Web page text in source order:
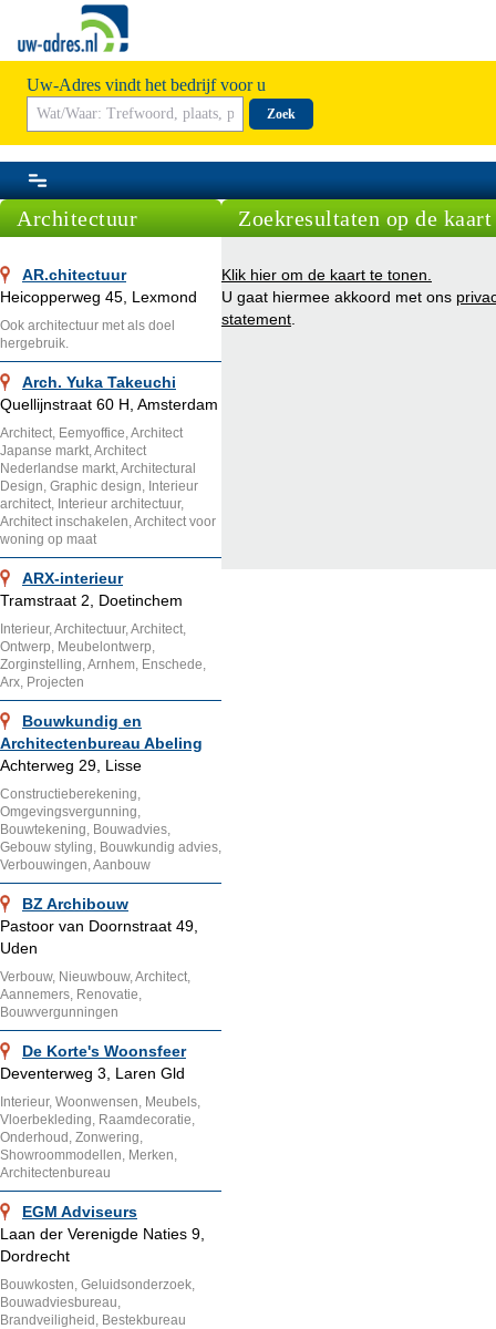
Uw-Adres vindt het bedrijf voor u
Zoek
Architectuur
AR.chitectuur
Heicopperweg 45, Lexmond
Ook architectuur met als doel
hergebruik.
Arch. Yuka Takeuchi
Quellijnstraat 60 H, Amsterdam
Architect, Eemyoffice, Architect
Japanse markt, Architect
Nederlandse markt, Architectural
Design, Graphic design, Interieur
architect, Interieur architectuur,
Architect inschakelen, Architect voor
woning op maat
ARX-interieur
Tramstraat 2, Doetinchem
Interieur, Architectuur, Architect,
Ontwerp, Meubelontwerp,
Zorginstelling, Arnhem, Enschede,
Arx, Projecten
Bouwkundig en
Architectenbureau Abeling
Achterweg 29, Lisse
Constructieberekening,
Omgevingsvergunning,
Bouwtekening, Bouwadvies,
Gebouw styling, Bouwkundig advies,
Verbouwingen, Aanbouw
BZ Archibouw
Pastoor van Doornstraat 49,
Uden
Verbouw, Nieuwbouw, Architect,
Aannemers, Renovatie,
Bouwvergunningen
De Korte's Woonsfeer
Deventerweg 3, Laren Gld
Interieur, Woonwensen, Meubels,
Vloerbekleding, Raamdecoratie,
Onderhoud, Zonwering,
Showroommodellen, Merken,
Architectenbureau
EGM Adviseurs
Laan der Verenigde Naties 9,
Dordrecht
Bouwkosten, Geluidsonderzoek,
Bouwadviesbureau,
Brandveiligheid, Bestekbureau
Zoekresultaten op de kaart
Klik hier om de kaart te tonen.
U gaat hiermee akkoord met ons
statement